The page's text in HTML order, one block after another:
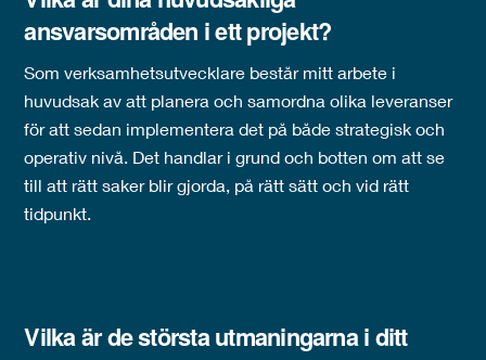
ansvarsområden i ett projekt?
Som verksamhetsutvecklare består mitt arbete i
huvudsak av att planera och samordna olika leveranser
för att sedan implementera det på både strategisk och
operativ nivå. Det handlar i grund och botten om att se
till att rätt saker blir gjorda, på rätt sätt och vid rätt
tidpunkt.
Vilka är de största utmaningarna i ditt